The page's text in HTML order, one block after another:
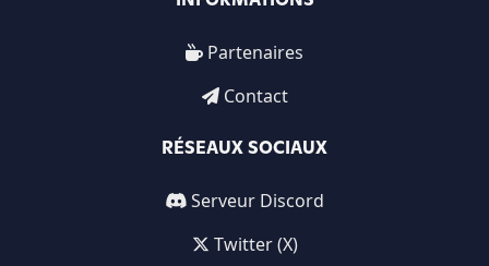
Partenaires
Contact
RÉSEAUX SOCIAUX
Serveur Discord
Twitter (X)